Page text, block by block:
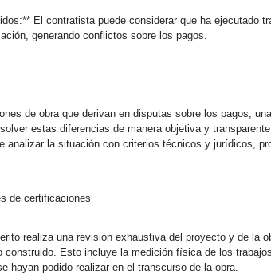
El contratista puede considerar que ha ejecutado
generando conflictos sobre los pagos.
de obra que derivan en disputas sobre los pagos,
estas diferencias de manera objetiva y
analizar la situación con criterios técnicos y jurídicos,
de certificaciones
realiza una revisión exhaustiva del proyecto y de la
Esto incluye la medición física de los
hayan podido realizar en el transcurso de la obra.